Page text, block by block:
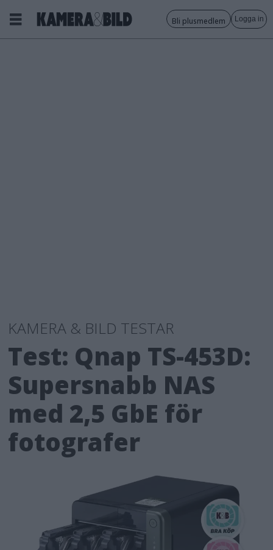
Bli plusmedlem Logga in
KAMERA & BILD TESTAR
Test: Qnap TS-453D:
Supersnabb NAS
med 2,5 GbE för
fotografer